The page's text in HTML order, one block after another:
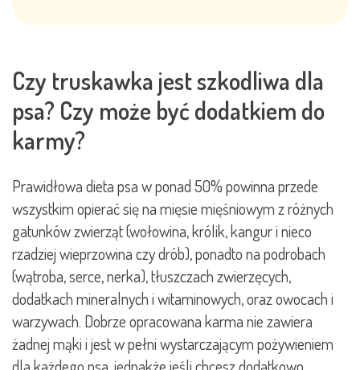
Czy truskawka jest szkodliwa dla
psa? Czy może być dodatkiem do
karmy?
Prawidłowa dieta psa w ponad 50% powinna przede
wszystkim opierać się na mięsie mięśniowym z różnych
gatunków zwierząt (wołowina, królik, kangur i nieco
rzadziej wieprzowina czy drób), ponadto na podrobach
(wątroba, serce, nerka), tłuszczach zwierzęcych,
dodatkach mineralnych i witaminowych, oraz owocach i
warzywach. Dobrze opracowana karma nie zawiera
żadnej mąki i jest w pełni wystarczającym pożywieniem
dla każdego psa, jednakże jeśli chcesz dodatkowo